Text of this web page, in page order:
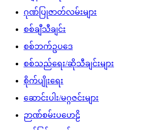
ဆောင်းပါး/မဂ္ဂဇင်းများ
ဉာဏ်စမ်းပဟေဠိ
တန်ပြန်သတင်း
တိုက်ပွဲသတင်း
ထူးထူးခြားခြား Facebook သတင်းများ
ထောက်ခံအားပေးမှု
နိုင်ငံတကာသတင်း
ပညာပေး